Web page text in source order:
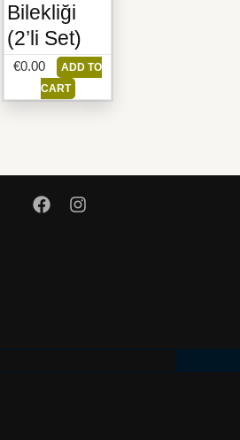
Bilekliği
(2’li Set)
€0.00
ADD TO
CART